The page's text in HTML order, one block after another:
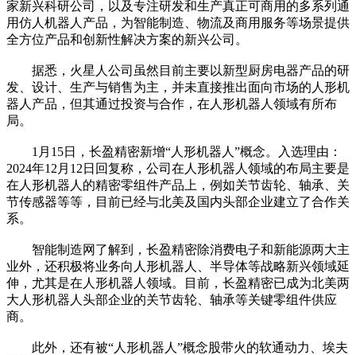
家新兴科研公司，以及专注研发和生产真正可商用的多系列通
用仿人机器人产品，为智能制造、物流及商用服务等场景提供
全方位产品和创新性解决方案的新兴公司。
据悉，火星人公司虽然目前主要以新型厨房电器产品的研
发、设计、生产与销售为主，并未直接推出面向市场的人形机
器人产品，但其通过投资与合作，在人形机器人领域有所布
局。
1月15日，长盈精密新增“人形机器人”概念。入选理由：
2024年12月12日回复称，公司在人形机器人领域的布局主要是
在人形机器人的精密零组件产品上，例如关节齿轮、轴承、关
节传感器等等，目前已经与北美及国内头部企业建立了合作关
系。
智能制造网了解到，长盈精密除消费电子和新能源两大主
业外，还积极将业务向人形机器人、半导体等战略新兴领域延
伸，尤其是在人形机器人领域。目前，长盈精密已成为北美两
大人形机器人头部企业的关节齿轮、轴承等关键零组件供应
商。
此外，还有被“人形机器人”概念股带火的软通动力、埃夫